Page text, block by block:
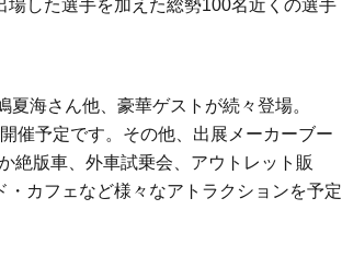
場した選手を加えた総勢100名近くの選手
夏海さん他、豪華ゲストが続々登場。
催予定です。その他、出展メーカーブー
絶版車、外車試乗会、アウトレット販
カフェなど様々なアトラクションを予定